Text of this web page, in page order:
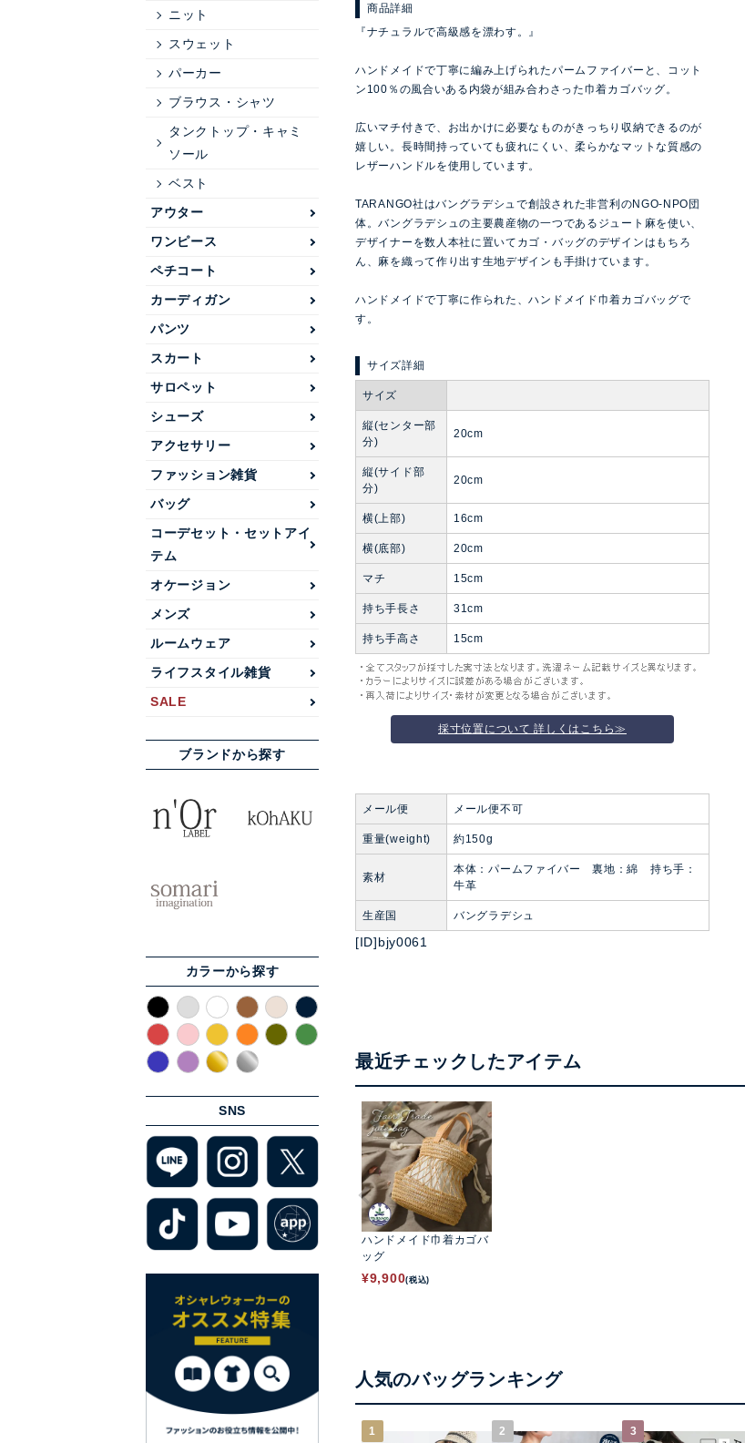
ニット
スウェット
パーカー
ブラウス・シャツ
タンクトップ・キャミ
ソール
ベスト
アウター
ワンピース
ペチコート
カーディガン
パンツ
スカート
サロペット
シューズ
アクセサリー
ファッション雑貨
バッグ
コーデセット・セットアイ
テム
オケージョン
メンズ
ルームウェア
ライフスタイル雑貨
SALE
ブランドから探す
カラーから探す
SNS
商品詳細
『ナチュラルで高級感を漂わす。』
ハンドメイドで丁寧に編み上げられたパームファイバーと、コット
ン100％の風合いある内袋が組み合わさった巾着カゴバッグ。
広いマチ付きで、お出かけに必要なものがきっちり収納できるのが
嬉しい。長時間持っていても疲れにくい、柔らかなマットな質感の
レザーハンドルを使用しています。
TARANGO社はバングラデシュで創設された非営利のNGO-NPO団
体。バングラデシュの主要農産物の一つであるジュート麻を使い、
デザイナーを数人本社に置いてカゴ・バッグのデザインはもちろ
ん、麻を織って作り出す生地デザインも手掛けています。
ハンドメイドで丁寧に作られた、ハンドメイド巾着カゴバッグで
す。
サイズ
縦(センター部
分)
20cm
縦(サイド部
分)
20cm
横(上部) 16cm
横(底部) 20cm
マチ 15cm
持ち手長さ 31cm
持ち手高さ 15cm
採寸位置について 詳しくはこちら≫
メール便 メール便不可
重量(weight) 約150g
素材
本体：パームファイバー 裏地：綿 持ち手：
牛革
生産国 バングラデシュ
[ID]bjy0061
最近チェックしたアイテム
ハンドメイド巾着カゴバ
ッグ
¥9,900(税込)
人気のバッグランキング
1 2 3